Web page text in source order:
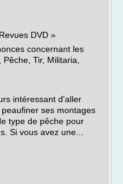
DVD »
concernant les
Tir, Militaria,
intéressant d'aller
ses montages
type de pêche pour
Si vous avez une...